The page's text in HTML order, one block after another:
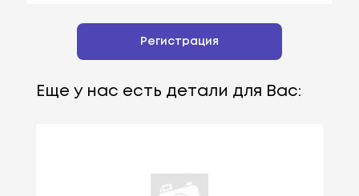
Регистрация
Еще у нас есть детали для Вас: